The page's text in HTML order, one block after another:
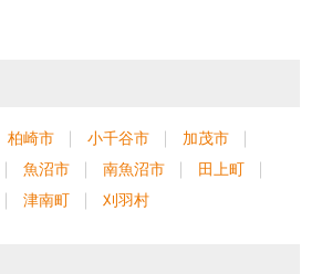
柏崎市 小千谷市
加茂市
魚沼市 南魚沼市
田上町
津南町 刈羽村